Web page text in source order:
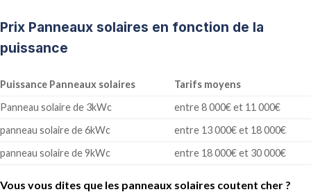
Prix Panneaux solaires en fonction de la
puissance
Puissance Panneaux solaires
Tarifs moyens
Panneau solaire de 3kWc
entre 8 000€ et 11 000€
panneau solaire de 6kWc
entre 13 000€ et 18 000€
panneau solaire de 9kWc
entre 18 000€ et 30 000€
Vous vous dites que les panneaux solaires coutent cher ?